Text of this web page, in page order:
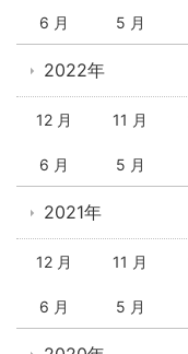
6 月 5 月
2022年
12 月 11 月
6 月 5 月
2021年
12 月 11 月
6 月 5 月